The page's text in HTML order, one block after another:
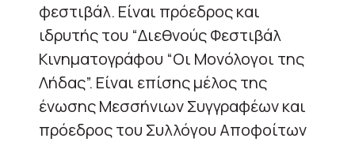
φεστιβάλ. Είναι πρόεδρος και
ιδρυτής του “Διεθνούς Φεστιβάλ
Κινηματογράφου “Οι Μονόλογοι της
Λήδας”. Είναι επίσης μέλος της
ένωσης Μεσσήνιων Συγγραφέων και
πρόεδρος του Συλλόγου Αποφοίτων